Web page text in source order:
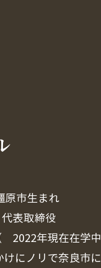
市生まれ
表取締役
2022年現在在学中
にノリで奈良市